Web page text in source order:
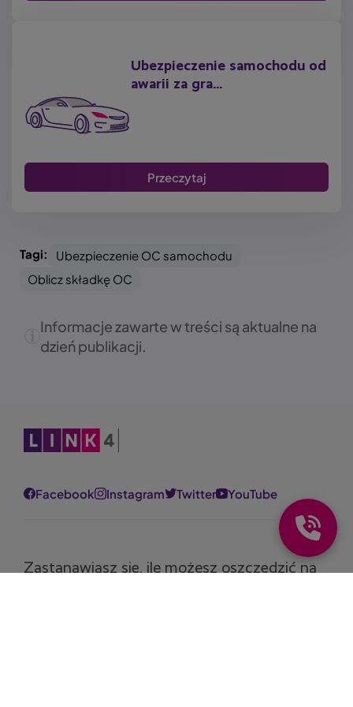
Ubezpieczenie samochodu od
awarii za gra...
Przeczytaj
Tagi:
Ubezpieczenie OC samochodu
Oblicz składkę OC
Informacje zawarte w treści są aktualne na
dzień publikacji.
Obraz
Facebook Instagram Twitter YouTube
Zastanawiasz się, ile możesz oszczędzić na